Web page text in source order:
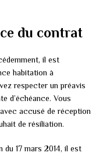
du contrat
il est
habitation à
respecter un préavis
d’échéance. Vous
accusé de réception
de résiliation.
du 17 mars 2014, il est